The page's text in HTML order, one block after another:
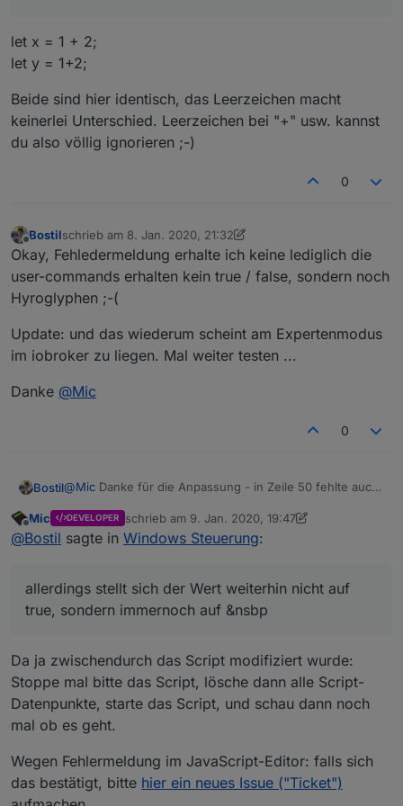
        let name = lpConfDevice['name'];
        let nameClean = cleanStringForState(name);
        // Create Get Admin Command States
        for (let lpCommand of GETADMIN
createState(statePath + '.' +
        if (! isLikeEmpty(GETADMIN_
            for (let lpCommand of GETADMIN_
COMMANDS
createState(statePath + '.' +
            }
        }
        // Create State for sending a key
createState(statePath + '.sendKey',
/**
* Retrieve values from a CONFIG variable, example:
* To get the color of the Audi, use:
* To find out which car has 190 hp, use:
* @param {string}  key1Value  The value the key
* @param {string}  key2       The key which value
* @returns {any}    Returns the element's value, or
* /
function getConfigValuePerKey(config, key1,
    // We need to get all ids of LOG
_FILTER into
    for (let lpConfDevice of config) {
        if ( lpConfDevice[key1] === key1Value ) {
let x = 1 + 2;
let y = 1+2;
Beide sind hier identisch, das Leerzeichen macht
keinerlei Unterschied. Leerzeichen bei "+" usw. kannst
du also völlig ignorieren ;-)
0
Offline
Bostilschrieb am 8. Jan. 2020, 21:32
zuletzt editiert von Bostil 1. Sept. 2020, 06:55
Okay, Fehledermeldung erhalte ich keine lediglich die
user-commands erhalten kein true / false, sondern noch
Hyroglyphen ;-(
Update: und das wiederum scheint am Expertenmodus
im iobroker zu liegen. Mal weiter testen ...
Danke @Mic
0
Bostil@Mic Danke für die Anpassung - in Zeile 50 fehlte auch
@el_malto
Werde mal testen ...
IP des Mini-PC sowie Kommando (foobar)
hinzugefügt
GetAdmin auf Mini-PC (zweiten Eintrag bitte erstmal
Offline
Mic DEVELOPER schrieb am 9. Jan. 2020, 19:47
zuletzt editiert von Mic1. Sept. 2020, 20:48
@Bostil sagte in Windows Steuerung:
allerdings stellt sich der Wert weiterhin nicht auf
true, sondern immernoch auf &nsbp
Da ja zwischendurch das Script modifiziert wurde:
Stoppe mal bitte das Script, lösche dann alle Script-
Datenpunkte, starte das Script, und schau dann noch
mal ob es geht.
Wegen Fehlermeldung im JavaScript-Editor: falls sich
das bestätigt, bitte hier ein neues Issue ("Ticket")